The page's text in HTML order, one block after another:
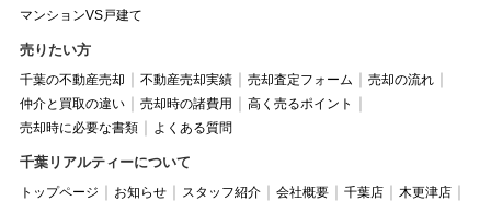
マンションVS戸建て
売りたい方
千葉の不動産売却 不動産売却実績 売却査定フォーム
売却の流れ
仲介と買取の違い
売却時の諸費用
高く売るポイント
売却時に必要な書類
よくある質問
千葉リアルティーについて
トップページ お知らせ スタッフ紹介 会社概要 千葉店
木更津店